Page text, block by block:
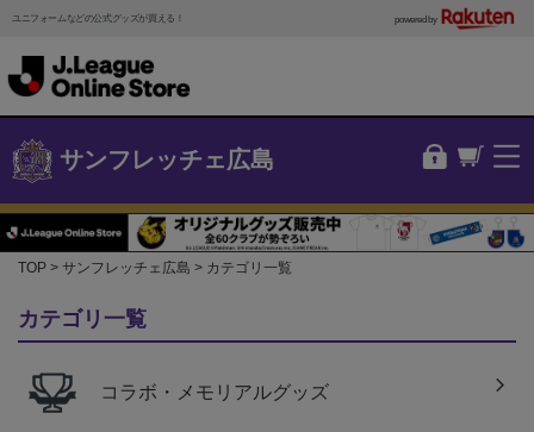
ユニフォームなどの公式グッズが買える！ powered by
サンフレッチェ広島
TOP サンフレッチェ広島 カテゴリ一覧
カテゴリ一覧
コラボ・メモリアルグッズ